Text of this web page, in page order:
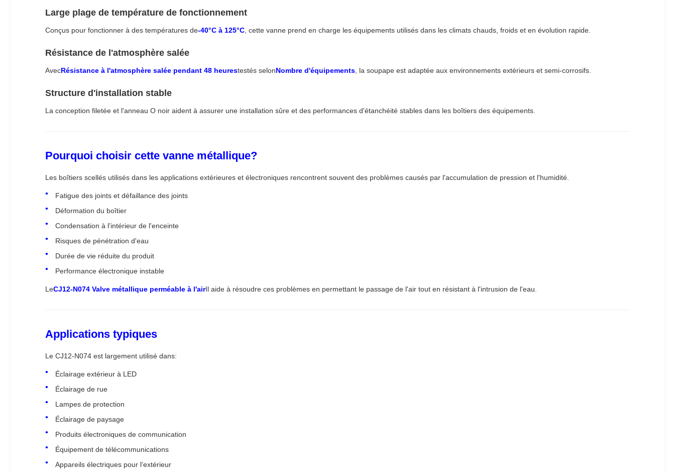
Large plage de température de fonctionnement
Conçus pour fonctionner à des températures de-40°C à 125°C , cette vanne prend en charge les équipements utilisés dans les climats chauds, froids et en évolution rapide.
Résistance de l'atmosphère salée
AvecRésistance à l'atmosphère salée pendant 48 heurestestés selonNombre d'équipements , la soupape est adaptée aux environnements extérieurs et semi-corrosifs.
Structure d'installation stable
La conception filetée et l'anneau O noir aident à assurer une installation sûre et des performances d'étanchéité stables dans les boîtiers des équipements.
Pourquoi choisir cette vanne métallique?
Les boîtiers scellés utilisés dans les applications extérieures et électroniques rencontrent souvent des problèmes causés par l'accumulation de pression et l'humidité.
Fatigue des joints et défaillance des joints
Déformation du boîtier
Condensation à l'intérieur de l'enceinte
Risques de pénétration d'eau
Durée de vie réduite du produit
Performance électronique instable
LeCJ12-N074 Valve métallique perméable à l'airIl aide à résoudre ces problèmes en permettant le passage de l'air tout en résistant à l'intrusion de l'eau.
Applications typiques
Le CJ12-N074 est largement utilisé dans:
Éclairage extérieur à LED
Éclairage de rue
Lampes de protection
Éclairage de paysage
Produits électroniques de communication
Équipement de télécommunications
Appareils électriques pour l'extérieur